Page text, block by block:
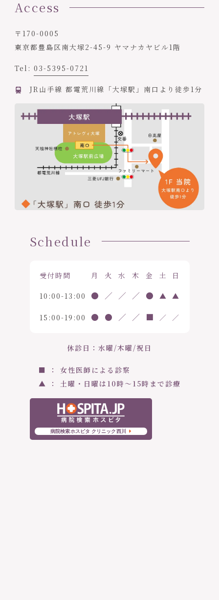
Access
〒170-0005
東京都豊島区南大塚2-45-9 ヤマナカヤビル1階
Tel: 03-5395-0721
JR山手線 都電荒川線「大塚駅」南口より徒歩1分
Schedule
受付時間 月 火 水 木 金 土 日
10:00-13:00 ● ／ ／ ／ ● ▲ ▲
15:00-19:00 ● ● ／ ／ ■ ／ ／
休診日：水曜/木曜/祝日
■ ： 女性医師による診察
▲ ： 土曜・日曜は10時〜15時まで診療
病院検索ホスピタ クリニック西川